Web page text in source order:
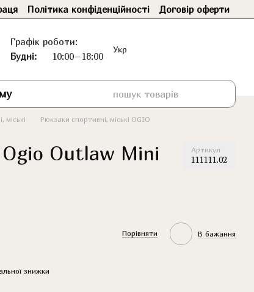
Політика конфіденційності Договір оферти
Графік роботи:
Будні:
10:00–18:00
Укр
міські
Рюкзаки спортивні, міські OGIO
Outlaw Mini
Артикул
111111.02
Порівняти В бажання
знижки